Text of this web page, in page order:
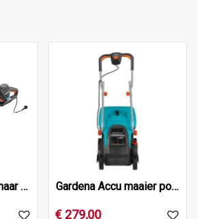
Gardena Heggenschaar powercut 700/66 Gardena Accu maaier powermax 32/36v p4a set
€ 279,00